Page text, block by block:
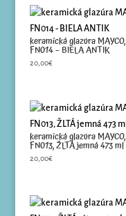
keramická glazúra MAYCO,
FN014 – BIELA ANTIK
20,00€
keramická glazúra MAYCO,
FN013, ŽLTÁ jemná 473 ml
20,00€